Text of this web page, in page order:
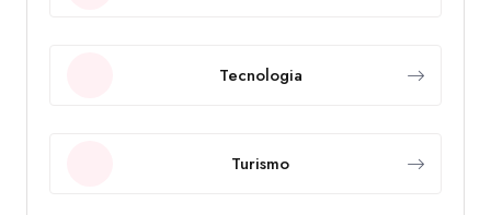
Tecnologia
Turismo